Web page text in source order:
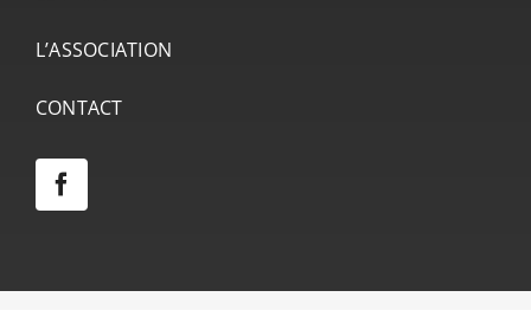
L’ASSOCIATION
CONTACT